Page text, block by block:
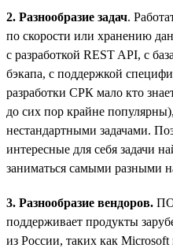
2. Разнообразие задач.
по скорости или хранению
с разработкой REST API, с
бэкапа, с поддержкой
разработки СРК мало кто
до сих пор крайне
нестандартными задачами.
интересные для себя задачи
заниматься самыми разными
3. Разнообразие вендоров. ПО
поддерживает продукты
из России, таких как